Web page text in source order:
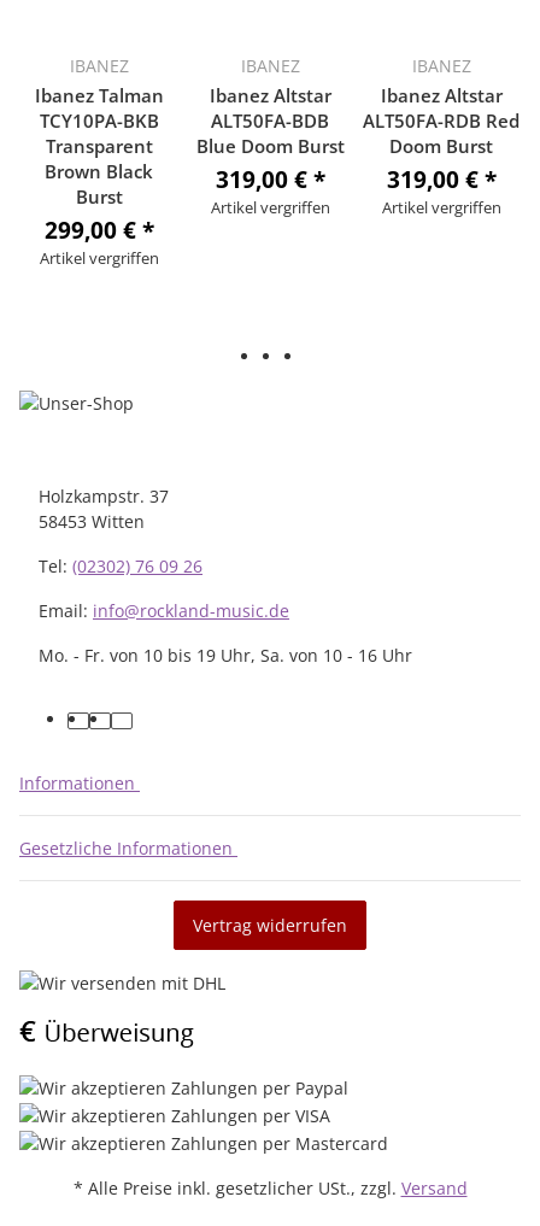
IBANEZ
Ibanez Talman
TCY10PA-BKB
Transparent
Brown Black
Burst
299,00 €*
Artikel vergriffen
IBANEZ
Ibanez Altstar
ALT50FA-BDB
Blue Doom Burst
319,00 €*
Artikel vergriffen
IBANEZ
Ibanez Altstar
ALT50FA-RDB Red
Doom Burst
319,00 €*
Artikel vergriffen
Holzkampstr. 37
58453 Witten
Tel: (02302) 76 09 26
Email: info@rockland-music.de
Mo. - Fr. von 10 bis 19 Uhr, Sa. von 10 - 16 Uhr
facebook
youtube
instagram
Informationen
Gesetzliche Informationen
Vertrag widerrufen
* Alle Preise inkl. gesetzlicher USt., zzgl. Versand